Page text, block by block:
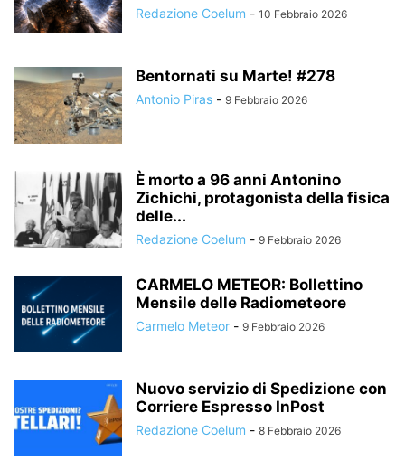
Redazione Coelum - 10 Febbraio 2026
Bentornati su Marte! #278
Antonio Piras - 9 Febbraio 2026
È morto a 96 anni Antonino
Zichichi, protagonista della fisica
delle...
Redazione Coelum - 9 Febbraio 2026
CARMELO METEOR: Bollettino
Mensile delle Radiometeore
Carmelo Meteor - 9 Febbraio 2026
Nuovo servizio di Spedizione con
Corriere Espresso InPost
Redazione Coelum - 8 Febbraio 2026